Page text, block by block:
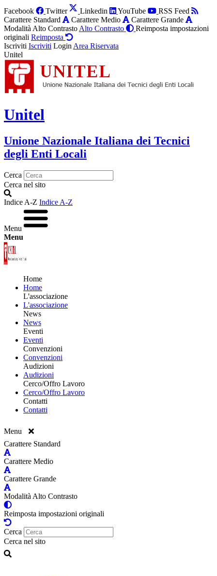
Facebook Twitter Linkedin YouTube
RSS Feed
Carattere Standard
Carattere Medio
Carattere Grande
Modalità Alto Contrasto Alto Contrasto
Reimposta impostazioni
originali Reimposta
Iscriviti Iscriviti Login Area Riservata
Unitel
Unitel
Unione Nazionale Italiana dei Tecnici
degli Enti Locali
Cerca
Cerca nel sito
Indice A-Z Indice A-Z
Menu
Menu
Home
Home
L'associazione
L'associazione
News
News
Eventi
Eventi
Convenzioni
Convenzioni
Audizioni
Audizioni
Cerco/Offro Lavoro
Cerco/Offro Lavoro
Contatti
Contatti
Menu
Carattere Standard
Carattere Medio
Carattere Grande
Modalità Alto Contrasto
Reimposta impostazioni originali
Cerca
Cerca nel sito